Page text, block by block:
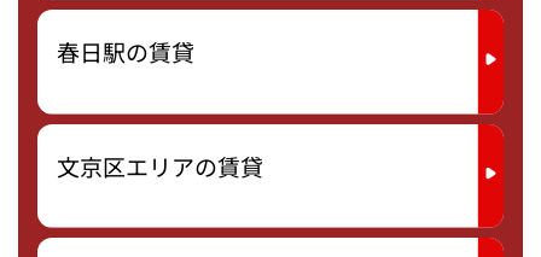
春日駅の賃貸
文京区エリアの賃貸